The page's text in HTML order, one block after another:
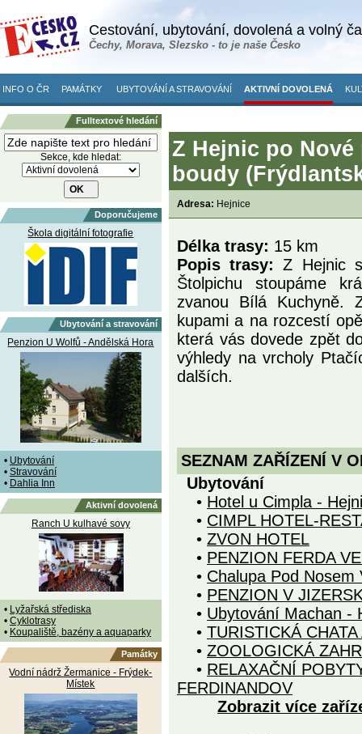
Cestování, ubytování, dovolená a volný
Čechy, Morava, Slezsko - to je naše Česko
INFO O ČR PAMÁTKY UBYTOVÁNÍ A STRAVOVÁNÍ AKTIVNÍ DOVOLENÁ
Fulltextové hledání
Sekce, kde hledat:
Doporučujeme
Škola digitální fotografie
Ubytování a stravování
Penzion U Wolfů - Andělská Hora
• Ubytování
• Stravování
• Dahlia Inn
Aktivní dovolená
Ranch U kulhavé sovy
• Lyžařská střediska
• Cyklotrasy
• Koupaliště, bazény a aquaparky
Památky
Vodní nádrž Žermanice - Frýdek-
Místek
Z Hejnic po
boudy
Adresa: Hejnice
Délka trasy: 15 km
Popis trasy: Z Hejnic
Štolpichu stoupáme
zvanou Bílá Kuchyně.
kupami a na rozcestí
která vás dovede zpět
výhledy na vrcholy
dalších.
SEZNAM ZAŘÍZENÍ V
Ubytování
• Hotel u Cimpla -
• CIMPL HOTEL-
• ZVON HOTEL
• PENZION FERDA
• Chalupa Pod Nosem
• PENZION V
• Ubytování Machan -
• TURISTICKÁ
• ZOOLOGICKÁ
• RELAXAČNÍ
FERDINANDOV
Zobrazit více